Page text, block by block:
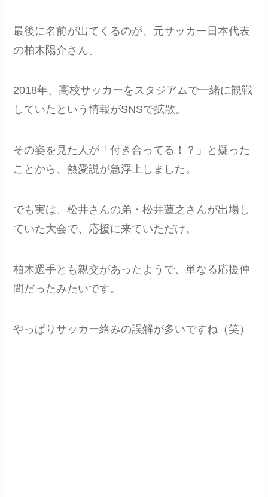
最後に名前が出てくるのが、元サッカー日本代表
の柏木陽介さん。
2018年、高校サッカーをスタジアムで一緒に観戦
していたという情報がSNSで拡散。
その姿を見た人が「付き合ってる！？」と疑った
ことから、熱愛説が急浮上しました。
でも実は、松井さんの弟・松井蓮之さんが出場し
ていた大会で、応援に来ていただけ。
柏木選手とも親交があったようで、単なる応援仲
間だったみたいです。
やっぱりサッカー絡みの誤解が多いですね（笑）